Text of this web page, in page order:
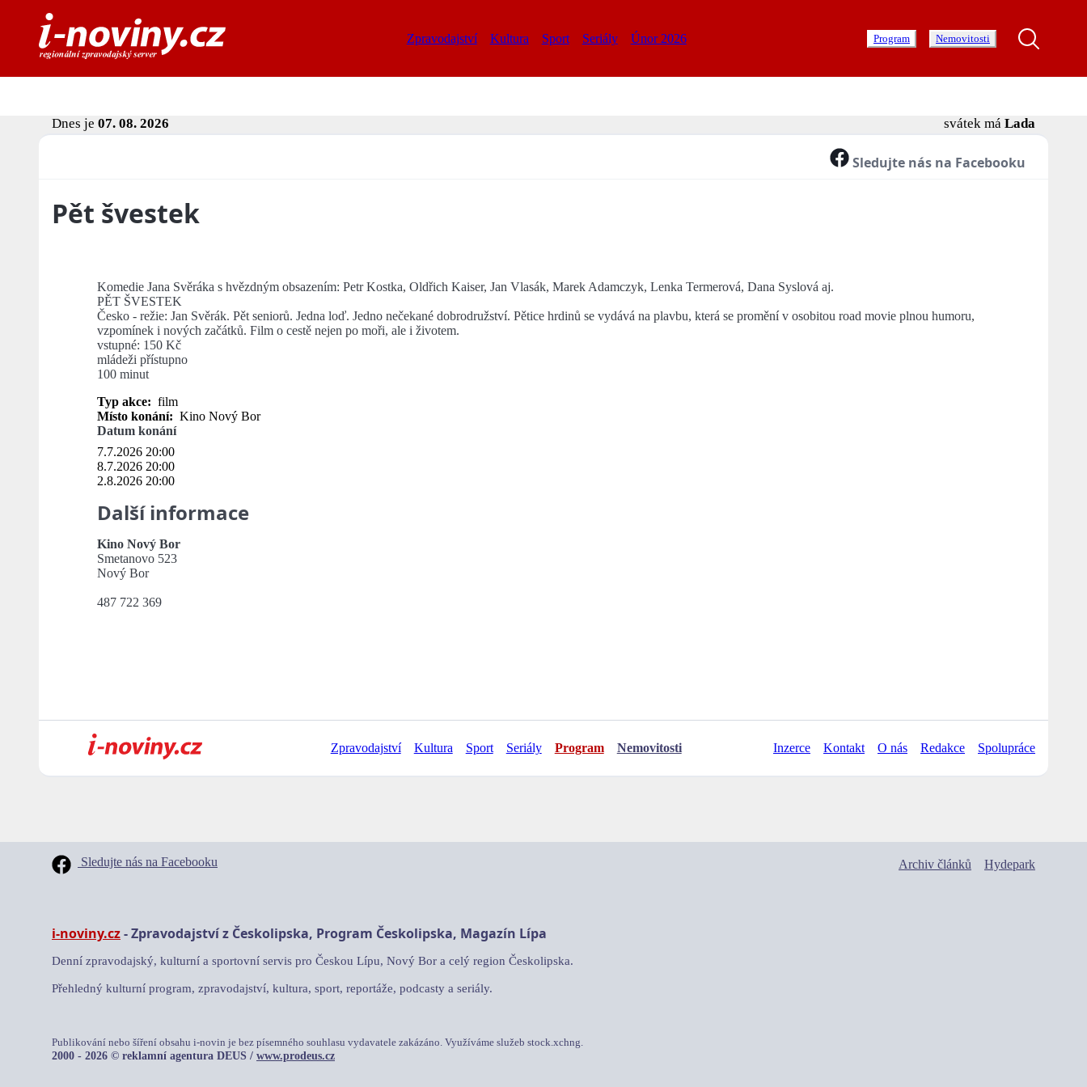
Zpravodajství Kultura Sport Seriály Únor 2026 Program Nemovitosti
Dnes je 07. 08. 2026 svátek má Lada
Sledujte nás na Facebooku
Pět švestek
Komedie Jana Svěráka s hvězdným obsazením: Petr Kostka, Oldřich Kaiser, Jan Vlasák, Marek Adamczyk, Lenka Termerová, Dana Syslová aj.
PĚT ŠVESTEK
Česko - režie: Jan Svěrák. Pět seniorů. Jedna loď. Jedno nečekané dobrodružství. Pětice hrdinů se vydává na plavbu, která se promění v osobitou road movie plnou humoru,
vzpomínek i nových začátků. Film o cestě nejen po moři, ale i životem.
vstupné: 150 Kč
mládeži přístupno
100 minut
Typ akce: film
Místo konání: Kino Nový Bor
Datum konání
7.7.2026 20:00
8.7.2026 20:00
2.8.2026 20:00
Další informace
Kino Nový Bor
Smetanovo 523
Nový Bor
487 722 369
Zpravodajství Kultura Sport Seriály Program Nemovitosti Inzerce Kontakt O nás Redakce Spolupráce
Sledujte nás na Facebooku Archiv článků Hydepark
i-noviny.cz- Zpravodajství z Českolipska, Program Českolipska, Magazín Lípa
Denní zpravodajský, kulturní a sportovní servis pro Českou Lípu, Nový Bor a celý region Českolipska.
Přehledný kulturní program, zpravodajství, kultura, sport, reportáže, podcasty a seriály.
Publikování nebo šíření obsahu i-novin je bez písemného souhlasu vydavatele zakázáno. Využíváme služeb stock.xchng.
2000 - 2026 © reklamní agentura DEUS / www.prodeus.cz